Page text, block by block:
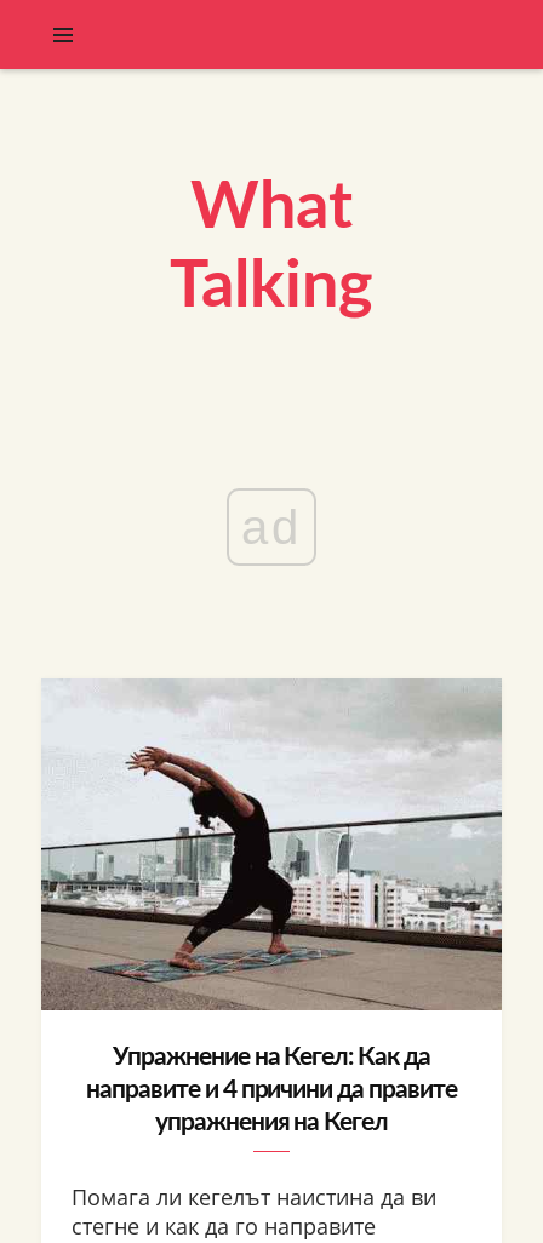
What
Talking
ad
Упражнение на Кегел: Как да
направите и 4 причини да правите
упражнения на Кегел
Помага ли кегелът наистина да ви
стегне и как да го направите